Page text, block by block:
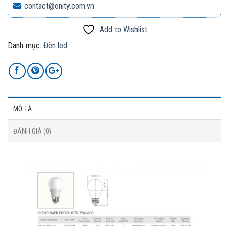
contact@onity.com.vn
Add to Wishlist
Danh mục: Đèn led
MÔ TẢ
ĐÁNH GIÁ (0)